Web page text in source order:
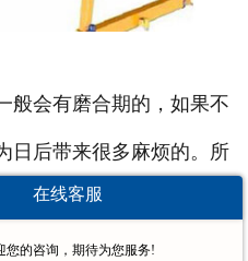
会有磨合期的，如果不
日后带来很多麻烦的。所
格外注意，如果工作人员
的设备。
在线客服
您的咨询，期待为您服务!